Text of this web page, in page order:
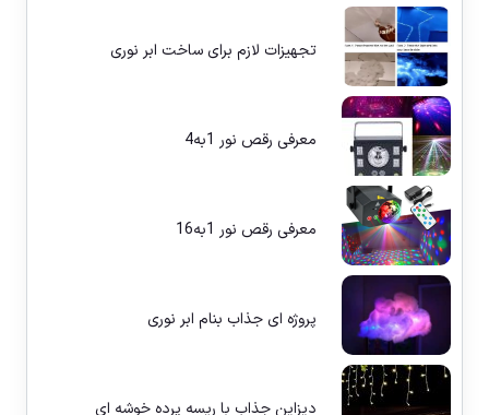
تجهیزات لازم برای ساخت ابر نوری
معرفی رقص نور 1به4
معرفی رقص نور 1به16
پروژه ای جذاب بنام ابر نوری
دیزاین جذاب با ریسه پرده خوشه ای